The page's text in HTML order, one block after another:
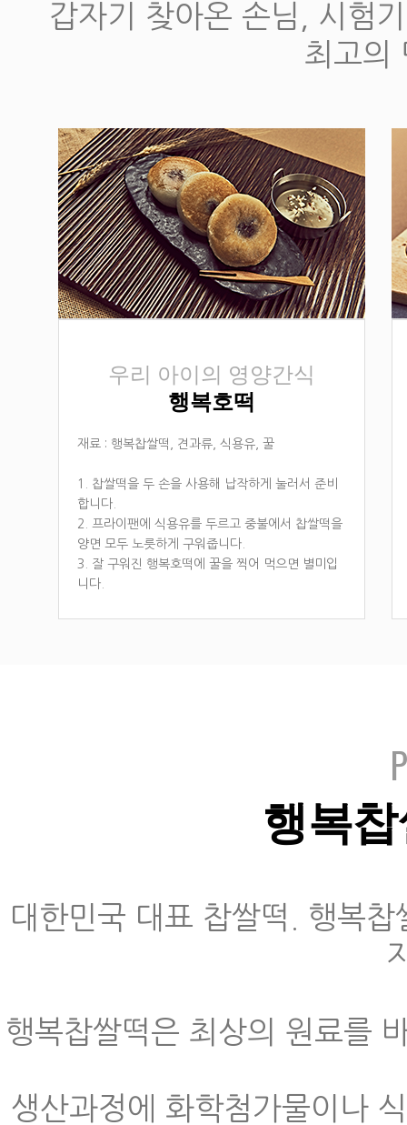
갑자기 찾아온 손님, 시험
최고의
우리 아이의 영양간식
행복호떡
재료 : 행복찹쌀떡, 견과류, 식용유, 꿀
1. 찹쌀떡을 두 손을 사용해 납작하게 눌러서 준비
합니다.
2. 프라이팬에 식용유를 두르고 중불에서 찹쌀떡을
양면 모두 노릇하게 구워줍니다.
3. 잘 구워진 행복호떡에 꿀을 찍어 먹으면 별미입
니다.
행복
대한민국 대표 찹쌀떡. 행복
행복찹쌀떡은 최상의 원료를
생산과정에 화학첨가물이나